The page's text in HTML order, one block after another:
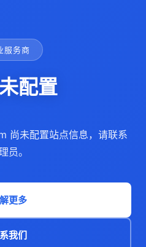
服务商
配置
尚未配置站点信息，请联系
员。
更多
我们